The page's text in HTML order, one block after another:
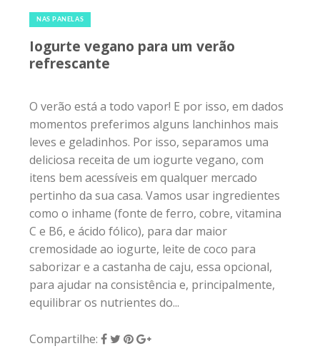
NAS PANELAS
Iogurte vegano para um verão
refrescante
O verão está a todo vapor! E por isso, em dados
momentos preferimos alguns lanchinhos mais
leves e geladinhos. Por isso, separamos uma
deliciosa receita de um iogurte vegano, com
itens bem acessíveis em qualquer mercado
pertinho da sua casa. Vamos usar ingredientes
como o inhame (fonte de ferro, cobre, vitamina
C e B6, e ácido fólico), para dar maior
cremosidade ao iogurte, leite de coco para
saborizar e a castanha de caju, essa opcional,
para ajudar na consistência e, principalmente,
equilibrar os nutrientes do...
Compartilhe: